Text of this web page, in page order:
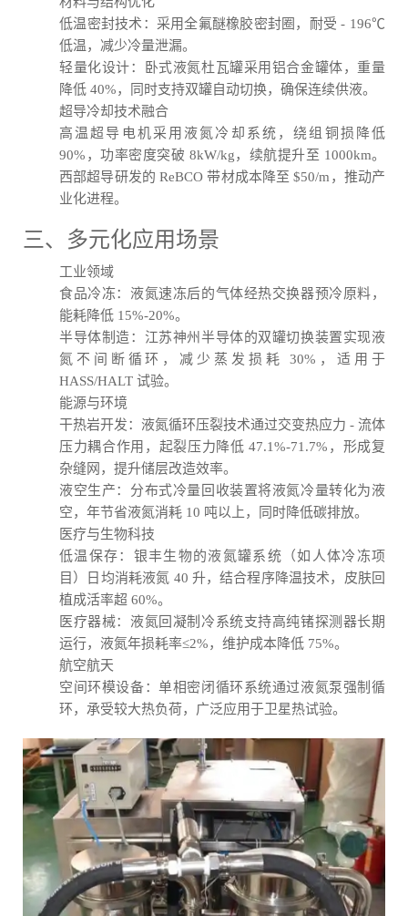
低温密封技术：采用全氟醚橡胶密封圈，耐受 - 196℃
低温，减少冷量泄漏。
轻量化设计：卧式液氮杜瓦罐采用铝合金罐体，重量
降低 40%，同时支持双罐自动切换，确保连续供液。
超导冷却技术融合
高温超导电机采用液氮冷却系统，绕组铜损降低
90%，功率密度突破 8kW/kg，续航提升至 1000km。
西部超导研发的 ReBCO 带材成本降至 $50/m，推动产
业化进程。
三、多元化应用场景
工业领域
食品冷冻：液氮速冻后的气体经热交换器预冷原料，
能耗降低 15%-20%。
半导体制造：江苏神州半导体的双罐切换装置实现液
氮不间断循环，减少蒸发损耗 30%，适用于
HASS/HALT 试验。
能源与环境
干热岩开发：液氮循环压裂技术通过交变热应力 - 流体
压力耦合作用，起裂压力降低 47.1%-71.7%，形成复
杂缝网，提升储层改造效率。
液空生产：分布式冷量回收装置将液氮冷量转化为液
空，年节省液氮消耗 10 吨以上，同时降低碳排放。
医疗与生物科技
低温保存：银丰生物的液氮罐系统（如人体冷冻项
目）日均消耗液氮 40 升，结合程序降温技术，皮肤回
植成活率超 60%。
医疗器械：液氮回凝制冷系统支持高纯锗探测器长期
运行，液氮年损耗率≤2%，维护成本降低 75%。
航空航天
空间环模设备：单相密闭循环系统通过液氮泵强制循
环，承受较大热负荷，广泛应用于卫星热试验。